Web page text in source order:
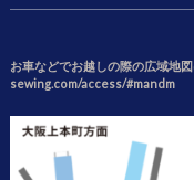
お車などでお越しの際の広域地
sewing.com/access/#mandm